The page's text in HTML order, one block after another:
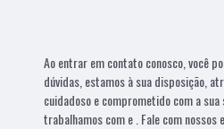
Ao entrar em contato conosco, você
dúvidas, estamos à sua disposição,
cuidadoso e comprometido com a
trabalhamos com e . Fale com nossos